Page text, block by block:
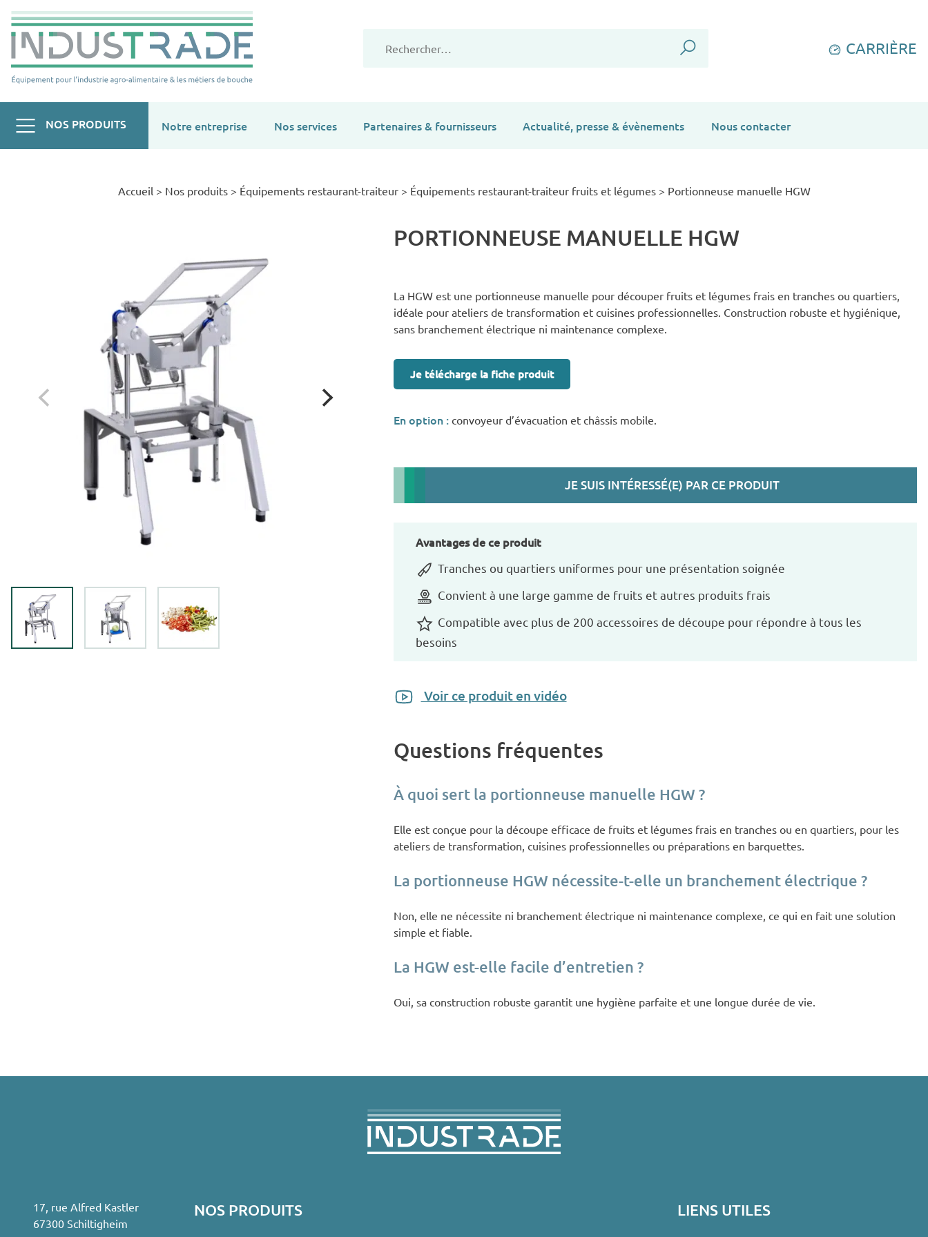
CARRIÈRE
NOS PRODUITS Notre entreprise Nos services Partenaires & fournisseurs Actualité, presse & évènements Nous contacter
Accueil > Nos produits> Équipements restaurant-traiteur> Équipements restaurant-traiteur fruits et légumes> Portionneuse manuelle HGW
PORTIONNEUSE MANUELLE HGW
La HGW est une portionneuse manuelle pour découper fruits et légumes frais en tranches ou quartiers,
idéale pour ateliers de transformation et cuisines professionnelles. Construction robuste et hygiénique,
sans branchement électrique ni maintenance complexe.
Je télécharge la fiche produit
En option :convoyeur d’évacuation et châssis mobile.
Questions fréquentes
À quoi sert la portionneuse manuelle HGW ?
Elle est conçue pour la découpe efficace de fruits et légumes frais en tranches ou en quartiers, pour les
ateliers de transformation, cuisines professionnelles ou préparations en barquettes.
La portionneuse HGW nécessite-t-elle un branchement électrique ?
Non, elle ne nécessite ni branchement électrique ni maintenance complexe, ce qui en fait une solution
simple et fiable.
La HGW est-elle facile d’entretien ?
Oui, sa construction robuste garantit une hygiène parfaite et une longue durée de vie.
Avantages de ce produit
Tranches ou quartiers uniformes pour une présentation soignée
Convient à une large gamme de fruits et autres produits frais
Compatible avec plus de 200 accessoires de découpe pour répondre à tous les
besoins
Voir ce produit en vidéo
JE SUIS INTÉRESSÉ(E) PAR CE PRODUIT
17, rue Alfred Kastler
67300 Schiltigheim
NOS PRODUITS LIENS UTILES